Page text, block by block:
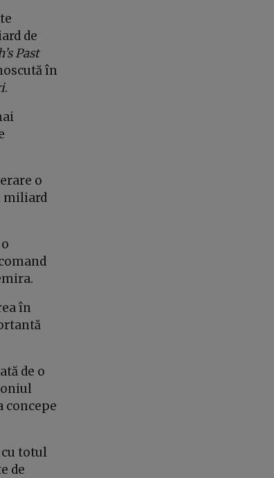
de
Past
în
.
o
miliard
în
de o
concepe
totul
de